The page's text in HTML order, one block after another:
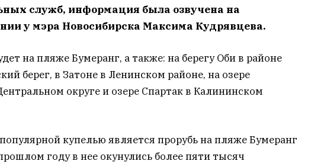
служб, информация была озвучена на
у мэра Новосибирска Максима Кудрявцева.
на пляже Бумеранг, а также: на берегу Оби в районе
берег, в Затоне в Ленинском районе, на озере
округе и озере Спартак в Калининском
купелью является прорубь на пляже Бумеранг
году в нее окунулись более пяти тысяч